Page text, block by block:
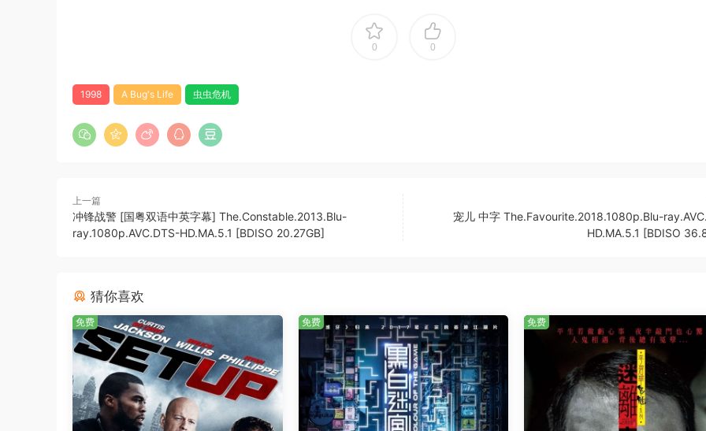
0 0
1998 A Bug's Life 虫虫危机
上一篇
冲锋战警 [国粤双语中英字幕] The.Constable.2013.Blu-
ray.1080p.AVC.DTS-HD.MA.5.1 [BDISO 20.27GB]
宠儿 中字 The.Favourite.2018.1080p.Blu-
HD.MA.5.1 [BDISO
猜你喜欢
免费 免费 免费